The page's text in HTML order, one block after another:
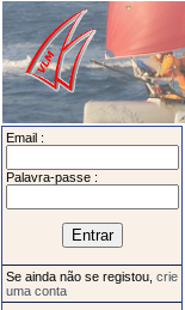
Email :
Palavra-passe :
Se ainda não se registou, crie
uma conta